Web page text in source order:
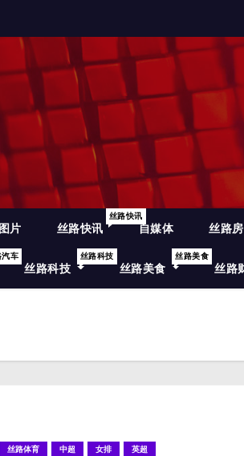
片 丝路快讯
丝路快讯
自媒体 丝路
车
丝路科技
丝路科技
丝路美食
丝路美食
丝路
丝路体育 中超 女排 英超